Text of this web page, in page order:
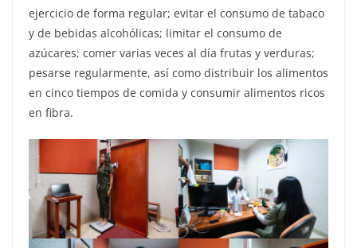
ejercicio de forma regular; evitar el consumo de tabaco
y de bebidas alcohólicas; limitar el consumo de
azúcares; comer varias veces al día frutas y verduras;
pesarse regularmente, así como distribuir los alimentos
en cinco tiempos de comida y consumir alimentos ricos
en fibra.